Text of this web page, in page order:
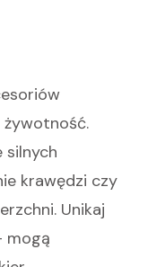
żywotność.
silnych
krawędzi czy
Unikaj
mogą